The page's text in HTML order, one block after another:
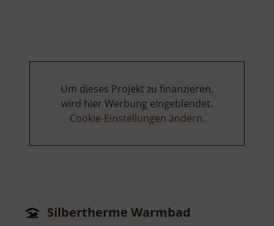
Um dieses Projekt zu finanzieren,
wird hier Werbung eingeblendet.
Cookie-Einstellungen ändern.
Silbertherme Warmbad